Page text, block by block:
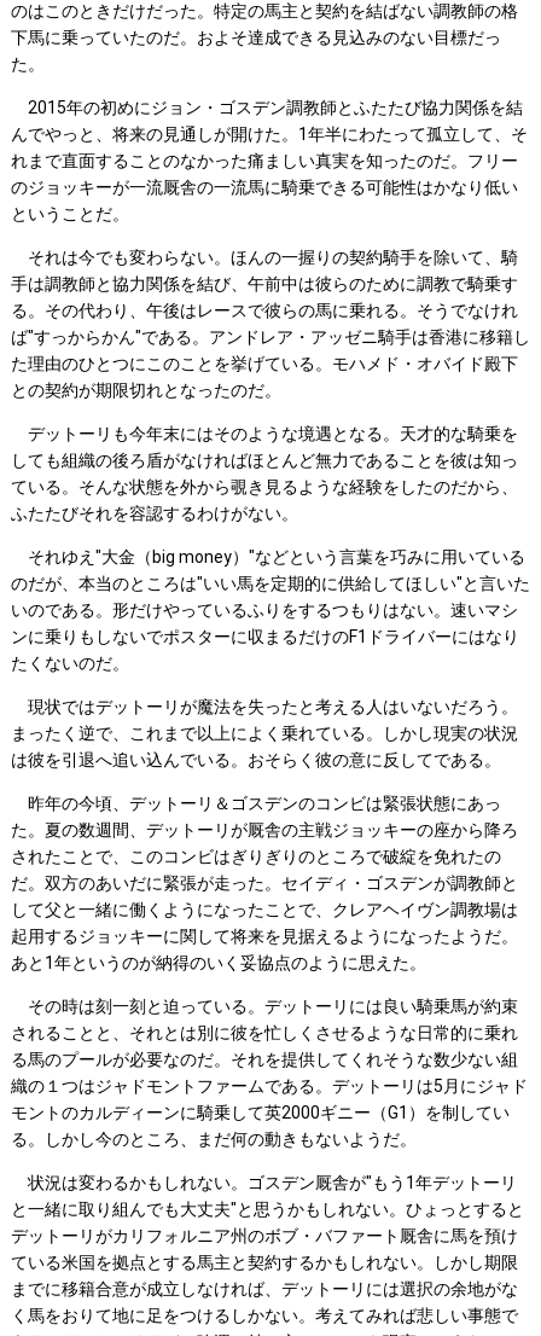
のはこのときだけだった。特定の馬主と契約を結ばない調教師の格
下馬に乗っていたのだ。およそ達成できる見込みのない目標だっ
た。
2015年の初めにジョン・ゴスデン調教師とふたたび協力関係を結
んでやっと、将来の見通しが開けた。1年半にわたって孤立して、そ
れまで直面することのなかった痛ましい真実を知ったのだ。フリー
のジョッキーが一流厩舎の一流馬に騎乗できる可能性はかなり低い
ということだ。
それは今でも変わらない。ほんの一握りの契約騎手を除いて、騎
手は調教師と協力関係を結び、午前中は彼らのために調教で騎乗す
る。その代わり、午後はレースで彼らの馬に乗れる。そうでなけれ
ば"すっからかん"である。アンドレア・アッゼニ騎手は香港に移籍し
た理由のひとつにこのことを挙げている。モハメド・オバイド殿下
との契約が期限切れとなったのだ。
デットーリも今年末にはそのような境遇となる。天才的な騎乗を
しても組織の後ろ盾がなければほとんど無力であることを彼は知っ
ている。そんな状態を外から覗き見るような経験をしたのだから、
ふたたびそれを容認するわけがない。
それゆえ"大金（big money）"などという言葉を巧みに用いている
のだが、本当のところは"いい馬を定期的に供給してほしい"と言いた
いのである。形だけやっているふりをするつもりはない。速いマシ
ンに乗りもしないでポスターに収まるだけのF1ドライバーにはなり
たくないのだ。
現状ではデットーリが魔法を失ったと考える人はいないだろう。
まったく逆で、これまで以上によく乗れている。しかし現実の状況
は彼を引退へ追い込んでいる。おそらく彼の意に反してである。
昨年の今頃、デットーリ＆ゴスデンのコンビは緊張状態にあっ
た。夏の数週間、デットーリが厩舎の主戦ジョッキーの座から降ろ
されたことで、このコンビはぎりぎりのところで破綻を免れたの
だ。双方のあいだに緊張が走った。セイディ・ゴスデンが調教師と
して父と一緒に働くようになったことで、クレアヘイヴン調教場は
起用するジョッキーに関して将来を見据えるようになったようだ。
あと1年というのが納得のいく妥協点のように思えた。
その時は刻一刻と迫っている。デットーリには良い騎乗馬が約束
されることと、それとは別に彼を忙しくさせるような日常的に乗れ
る馬のプールが必要なのだ。それを提供してくれそうな数少ない組
織の１つはジャドモントファームである。デットーリは5月にジャド
モントのカルディーンに騎乗して英2000ギニー（G1）を制してい
る。しかし今のところ、まだ何の動きもないようだ。
状況は変わるかもしれない。ゴスデン厩舎が"もう1年デットーリ
と一緒に取り組んでも大丈夫"と思うかもしれない。ひょっとすると
デットーリがカリフォルニア州のボブ・バファート厩舎に馬を預け
ている米国を拠点とする馬主と契約するかもしれない。しかし期限
までに移籍合意が成立しなければ、デットーリには選択の余地がな
く馬をおりて地に足をつけるしかない。考えてみれば悲しい事態で